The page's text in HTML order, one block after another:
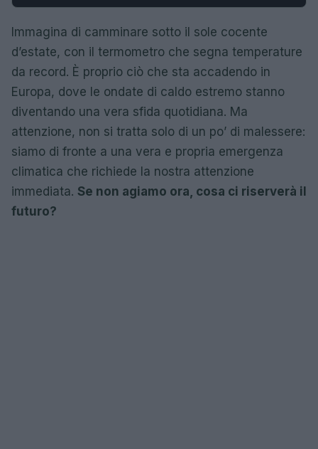
Immagina di camminare sotto il sole cocente
d’estate, con il termometro che segna temperature
da record. È proprio ciò che sta accadendo in
Europa, dove le ondate di caldo estremo stanno
diventando una vera sfida quotidiana. Ma
attenzione, non si tratta solo di un po’ di malessere:
siamo di fronte a una vera e propria emergenza
climatica che richiede la nostra attenzione
immediata. Se non agiamo ora, cosa ci riserverà il
futuro?